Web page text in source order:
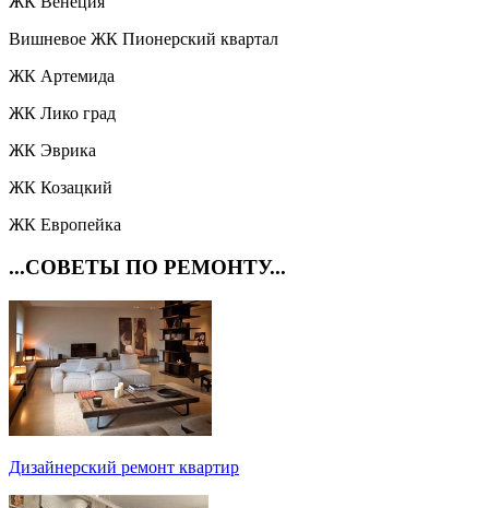
Вишневое ЖК Пионерский квартал
ЖК Артемида
ЖК Лико град
ЖК Эврика
ЖК Козацкий
ЖК Европейка
...СОВЕТЫ ПО РЕМОНТУ...
Дизайнерский ремонт квартир